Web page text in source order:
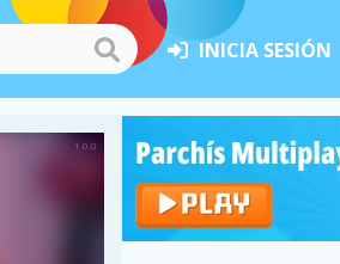
INICIA SESIÓN